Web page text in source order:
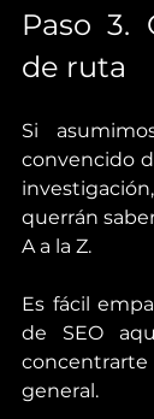
Paso 3.
de ruta
Si
convencido
querrán
A a la Z.
Es fácil
de SEO
general.